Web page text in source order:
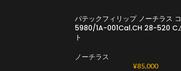
パテックフィリップ ノーチラス
5980/1A-001Cal.CH 28-520 C
ト
ノーチラス
¥85,000